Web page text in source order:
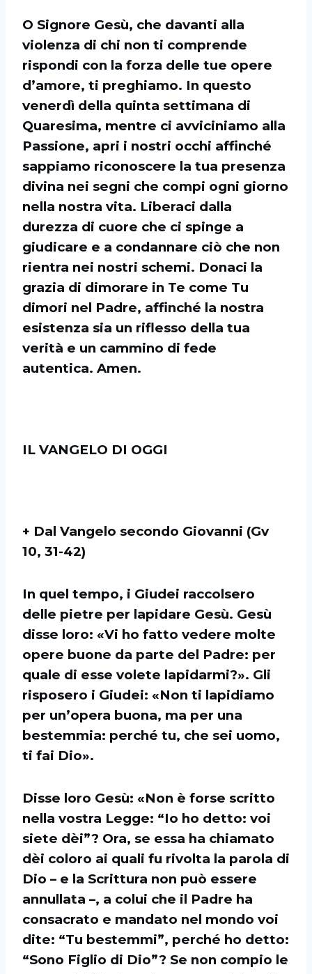
O Signore Gesù, che davanti alla
violenza di chi non ti comprende
rispondi con la forza delle tue opere
d’amore, ti preghiamo. In questo
venerdì della quinta settimana di
Quaresima, mentre ci avviciniamo alla
Passione, apri i nostri occhi affinché
sappiamo riconoscere la tua presenza
divina nei segni che compi ogni giorno
nella nostra vita. Liberaci dalla
durezza di cuore che ci spinge a
giudicare e a condannare ciò che non
rientra nei nostri schemi. Donaci la
grazia di dimorare in Te come Tu
dimori nel Padre, affinché la nostra
esistenza sia un riflesso della tua
verità e un cammino di fede
autentica. Amen.
IL VANGELO DI OGGI
+ Dal Vangelo secondo Giovanni (Gv
10, 31-42)
In quel tempo, i Giudei raccolsero
delle pietre per lapidare Gesù. Gesù
disse loro: «Vi ho fatto vedere molte
opere buone da parte del Padre: per
quale di esse volete lapidarmi?». Gli
risposero i Giudei: «Non ti lapidiamo
per un’opera buona, ma per una
bestemmia: perché tu, che sei uomo,
ti fai Dio».
Disse loro Gesù: «Non è forse scritto
nella vostra Legge: “Io ho detto: voi
siete dèi”? Ora, se essa ha chiamato
dèi coloro ai quali fu rivolta la parola di
Dio – e la Scrittura non può essere
annullata –, a colui che il Padre ha
consacrato e mandato nel mondo voi
dite: “Tu bestemmi”, perché ho detto:
“Sono Figlio di Dio”? Se non compio le